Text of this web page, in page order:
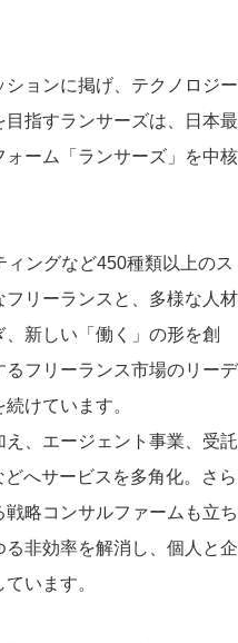
ションに掲げ、テクノロジー
指すランサーズは、日本最
ーム「ランサーズ」を中核
ングなど450種類以上のス
リーランスと、多様な人材
新しい「働く」の形を創
フリーランス市場のリーデ
けています。
、エージェント事業、受託
へサービスを多角化。さら
略コンサルファームも立ち
る非効率を解消し、個人と企
います。